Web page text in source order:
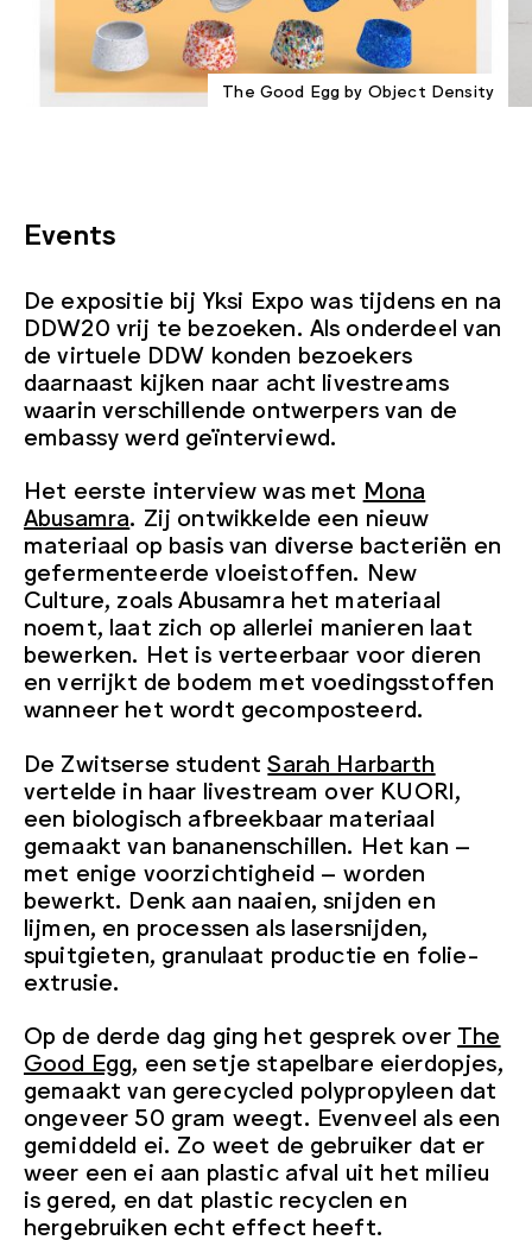
The Good Egg by Object Density
Events
De expositie bij Yksi Expo was tijdens en na
DDW20 vrij te bezoeken. Als onderdeel van
de virtuele DDW konden bezoekers
daarnaast kijken naar acht livestreams
waarin verschillende ontwerpers van de
embassy werd geïnterviewd.
Het eerste interview was met Mona
Abusamra. Zij ontwikkelde een nieuw
materiaal op basis van diverse bacteriën en
gefermenteerde vloeistoffen. New
Culture, zoals Abusamra het materiaal
noemt, laat zich op allerlei manieren laat
bewerken. Het is verteerbaar voor dieren
en verrijkt de bodem met voedingsstoffen
wanneer het wordt gecomposteerd.
De Zwitserse studentSarah Harbarth
vertelde in haar livestream over KUORI,
een biologisch afbreekbaar materiaal
gemaakt van bananenschillen. Het kan –
met enige voorzichtigheid – worden
bewerkt. Denk aan naaien, snijden en
lijmen, en processen als lasersnijden,
spuitgieten, granulaat productie en folie-
extrusie.
Op de derde dag ging het gesprek over The
Good Egg , een setje stapelbare eierdopjes,
gemaakt van gerecycled polypropyleen dat
ongeveer 50 gram weegt. Evenveel als een
gemiddeld ei. Zo weet de gebruiker dat er
weer een ei aan plastic afval uit het milieu
is gered, en dat plastic recyclen en
hergebruiken echt effect heeft.